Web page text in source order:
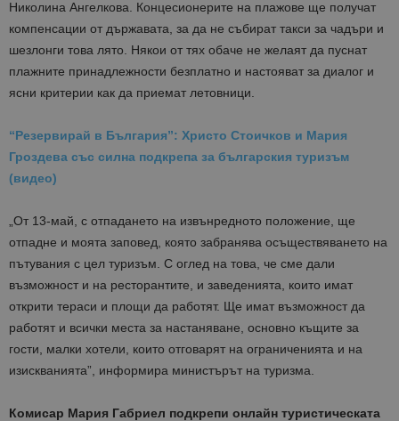
Николина Ангелкова. Концесионерите на плажове ще получат
компенсации от държавата, за да не събират такси за чадъри и
шезлонги това лято. Някои от тях обаче не желаят да пуснат
плажните принадлежности безплатно и настояват за диалог и
ясни критерии как да приемат летовници.
“Резервирай в България”: Христо Стоичков и Мария
Гроздева със силна подкрепа за българския туризъм
(видео)
„От 13-май, с отпадането на извънредното положение, ще
отпадне и моята заповед, която забранява осъществяването на
пътувания с цел туризъм. С оглед на това, че сме дали
възможност и на ресторантите, и заведенията, които имат
открити тераси и площи да работят. Ще имат възможност да
работят и всички места за настаняване, основно къщите за
гости, малки хотели, които отговарят на ограниченията и на
изискванията”, информира министърът на туризма.
Комисар Мария Габриел подкрепи онлайн туристическата